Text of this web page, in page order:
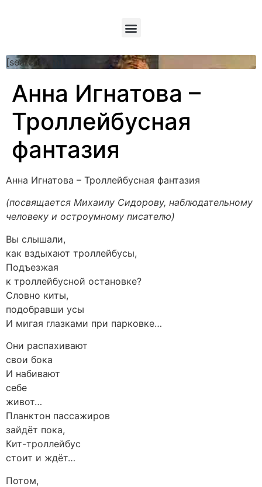
[searchform]
Анна Игнатова –
Троллейбусная
фантазия
Анна Игнатова – Троллейбусная фантазия
(посвящается Михаилу Сидорову, наблюдательному
человеку и остроумному писателю)
Вы слышали,
как вздыхают троллейбусы,
Подъезжая
к троллейбусной остановке?
Словно киты,
подобравши усы
И мигая глазками при парковке…
Они распахивают
свои бока
И набивают
себе
живот…
Планктон пассажиров
зайдёт пока,
Кит-троллейбус
стоит и ждёт…
Потом,